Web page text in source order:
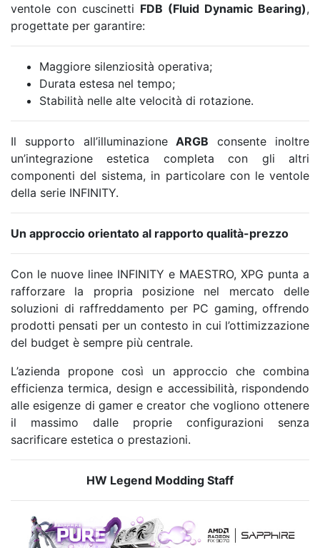
ventole con cuscinetti FDB (Fluid Dynamic Bearing),
progettate per garantire:
Maggiore silenziosità operativa;
Durata estesa nel tempo;
Stabilità nelle alte velocità di rotazione.
Il supporto all’illuminazioneARGB consente inoltre
un’integrazione estetica completa con gli altri
componenti del sistema, in particolare con le ventole
della serie INFINITY.
Un approccio orientato al rapporto qualità-prezzo
Con le nuove linee INFINITY e MAESTRO, XPG punta a
rafforzare la propria posizione nel mercato delle
soluzioni di raffreddamento per PC gaming, offrendo
prodotti pensati per un contesto in cui l’ottimizzazione
del budget è sempre più centrale.
L’azienda propone così un approccio che combina
efficienza termica, design e accessibilità, rispondendo
alle esigenze di gamer e creator che vogliono ottenere
il massimo dalle proprie configurazioni senza
sacrificare estetica o prestazioni.
HW Legend Modding Staff